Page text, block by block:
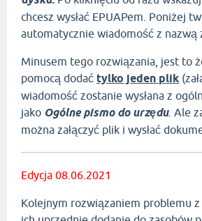
chcesz wysłać EPUAPem. Poniżej
automatycznie wiadomość z nazwą
Minusem tego rozwiązania, jest to
pomocą dodać tylko jeden plik
wiadomość zostanie wysłana z
jako Ogólne pismo do urzędu. Ale
można załączyć plik i wysłać
Edycja 08.06.2021
Kolejnym rozwiązaniem problemu z